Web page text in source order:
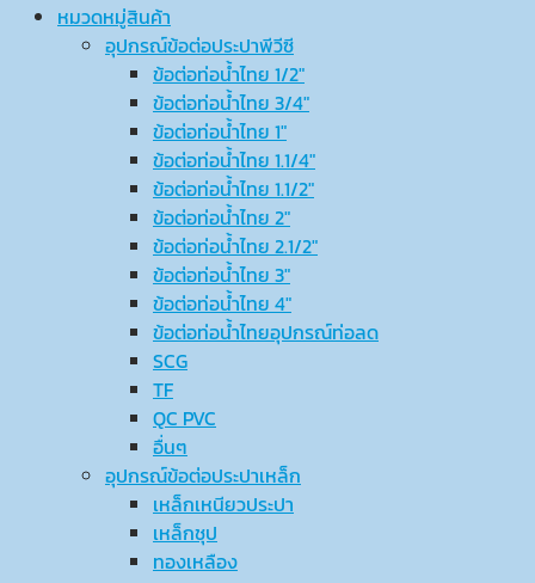
หมวดหมู่สินค้า
อุปกรณ์ข้อต่อประปาพีวีซี
ข้อต่อท่อน้ำไทย 1/2″
ข้อต่อท่อน้ำไทย 3/4″
ข้อต่อท่อน้ำไทย 1″
ข้อต่อท่อน้ำไทย 1.1/4″
ข้อต่อท่อน้ำไทย 1.1/2″
ข้อต่อท่อน้ำไทย 2″
ข้อต่อท่อน้ำไทย 2.1/2″
ข้อต่อท่อน้ำไทย 3″
ข้อต่อท่อน้ำไทย 4″
ข้อต่อท่อน้ำไทยอุปกรณ์ท่อลด
SCG
TF
QC PVC
อื่นๆ
อุปกรณ์ข้อต่อประปาเหล็ก
เหล็กเหนียวประปา
เหล็กชุป
ทองเหลือง